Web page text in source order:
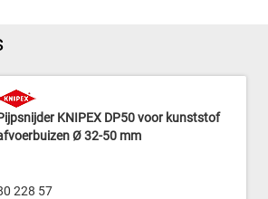
228 57
KNIPEX DP50 voor kunststof
Ø 32-50 mm